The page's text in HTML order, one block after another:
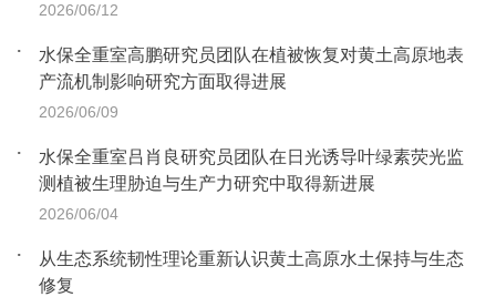
2026/06/12
水保全重室高鹏研究员团队在植被恢复对黄土高原地表
产流机制影响研究方面取得进展
2026/06/09
水保全重室吕肖良研究员团队在日光诱导叶绿素荧光监
测植被生理胁迫与生产力研究中取得新进展
2026/06/04
从生态系统韧性理论重新认识黄土高原水土保持与生态
修复